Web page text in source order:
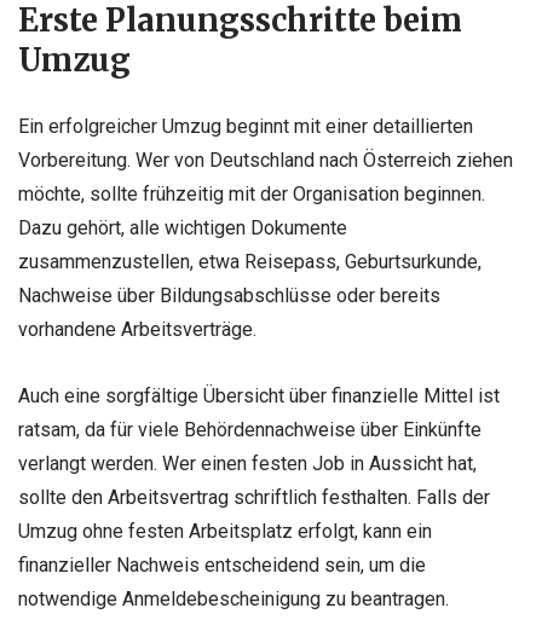
Erste Planungsschritte beim
Umzug
Ein erfolgreicher Umzug beginnt mit einer detaillierten
Vorbereitung. Wer von Deutschland nach Österreich ziehen
möchte, sollte frühzeitig mit der Organisation beginnen.
Dazu gehört, alle wichtigen Dokumente
zusammenzustellen, etwa Reisepass, Geburtsurkunde,
Nachweise über Bildungsabschlüsse oder bereits
vorhandene Arbeitsverträge.
Auch eine sorgfältige Übersicht über finanzielle Mittel ist
ratsam, da für viele Behördennachweise über Einkünfte
verlangt werden. Wer einen festen Job in Aussicht hat,
sollte den Arbeitsvertrag schriftlich festhalten. Falls der
Umzug ohne festen Arbeitsplatz erfolgt, kann ein
finanzieller Nachweis entscheidend sein, um die
notwendige Anmeldebescheinigung zu beantragen.